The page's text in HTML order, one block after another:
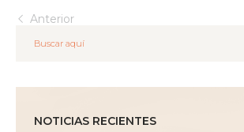
Anterior
NOTICIAS RECIENTES